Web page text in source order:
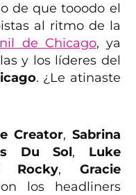
de que tooodo el
al ritmo de la
de Chicago, ya
y los líderes del
. ¿Le atinaste
Creator, Sabrina
Du Sol, Luke
Rocky, Gracie
los headliners